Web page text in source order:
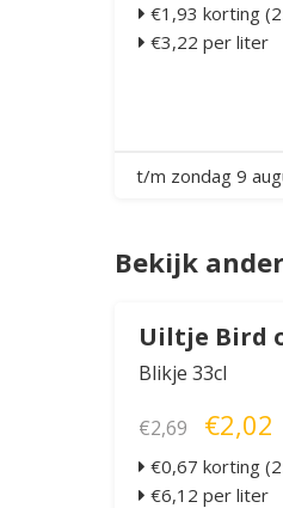
€1,93 korting
€3,22 per liter
t/m zondag 9
Bekijk
Uiltje Bird
Blikje 33cl
€2,69 €2,02
€0,67 korting
€6,12 per liter